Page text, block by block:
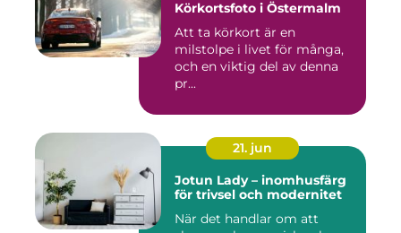
Körkortsfoto i Östermalm
Att ta körkort är en
milstolpe i livet för många,
och en viktig del av denna
pr...
21. jun
Jotun Lady – inomhusfärg
för trivsel och modernitet
När det handlar om att